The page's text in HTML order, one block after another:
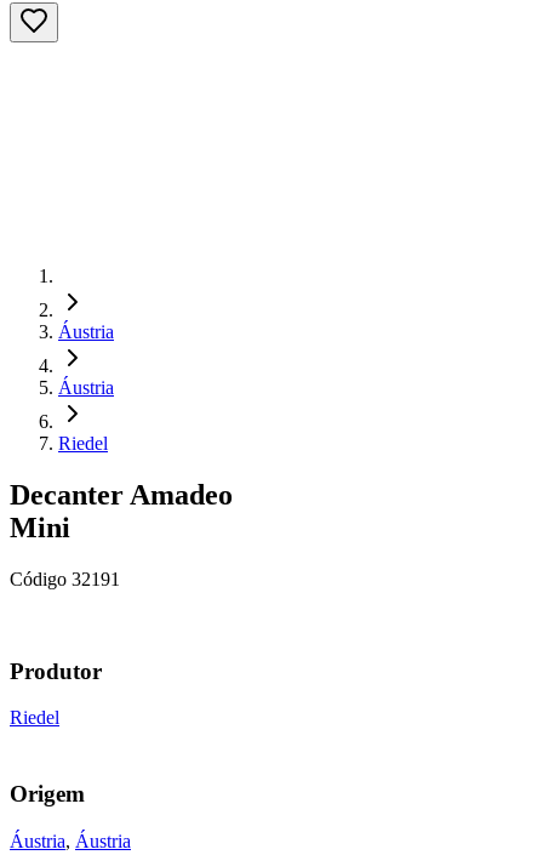
Áustria
Áustria
Riedel
Decanter Amadeo
Mini
Código 32191
Produtor
Riedel
Origem
Áustria, Áustria